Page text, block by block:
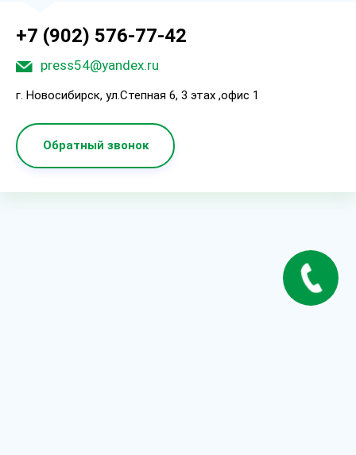
+7 (902) 576-77-42
press54@yandex.ru
г. Новосибирск, ул.Степная 6, 3 этах ,офис 1
Обратный звонок